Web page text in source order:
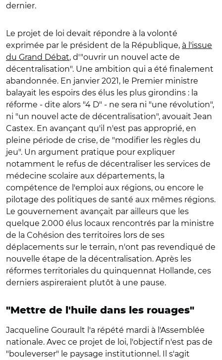
dernier.
Le projet de loi devait répondre à la volonté
exprimée par le président de la République, à l'issue
du Grand Débat, d'"ouvrir un nouvel acte de
décentralisation". Une ambition qui a été finalement
abandonnée. En janvier 2021, le Premier ministre
balayait les espoirs des élus les plus girondins : la
réforme - dite alors "4 D" - ne sera ni "une révolution",
ni "un nouvel acte de décentralisation", avouait Jean
Castex. En avançant qu'il n'est pas approprié, en
pleine période de crise, de "modifier les règles du
jeu". Un argument pratique pour expliquer
notamment le refus de décentraliser les services de
médecine scolaire aux départements, la
compétence de l'emploi aux régions, ou encore le
pilotage des politiques de santé aux mêmes régions.
Le gouvernement avançait par ailleurs que les
quelque 2.000 élus locaux rencontrés par la ministre
de la Cohésion des territoires lors de ses
déplacements sur le terrain, n'ont pas revendiqué de
nouvelle étape de la décentralisation. Après les
réformes territoriales du quinquennat Hollande, ces
derniers aspireraient plutôt à une pause.
"Mettre de l'huile dans les rouages"
Jacqueline Gourault l'a répété mardi à l'Assemblée
nationale. Avec ce projet de loi, l'objectif n'est pas de
"bouleverser" le paysage institutionnel. Il s'agit